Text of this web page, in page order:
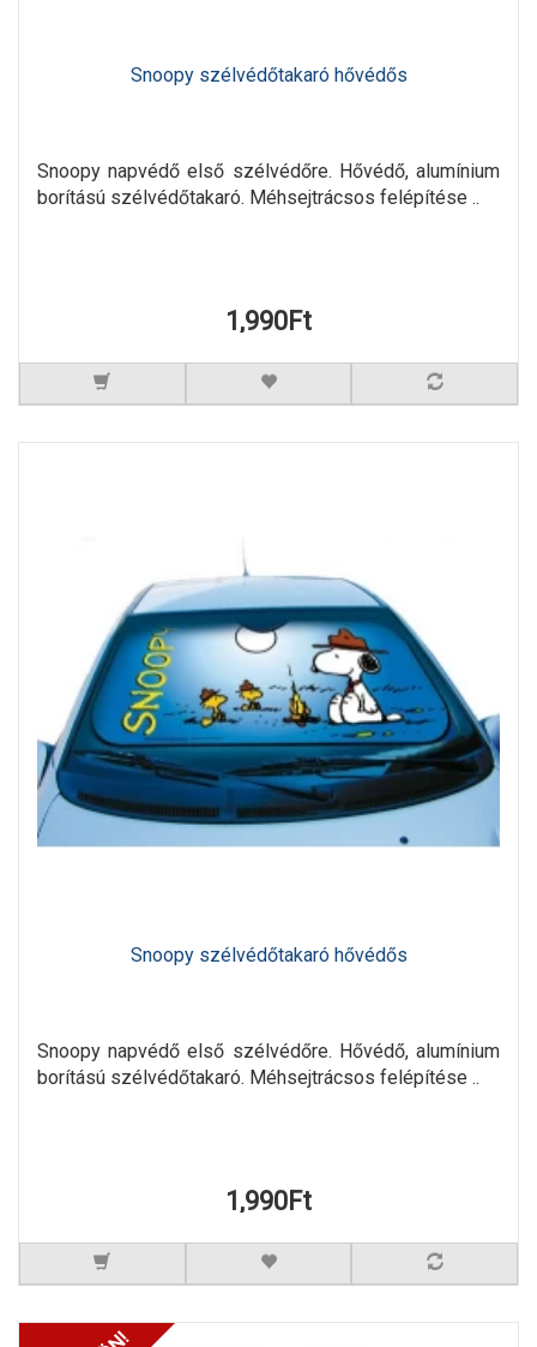
Snoopy szélvédőtakaró hővédős
Snoopy napvédő első szélvédőre. Hővédő, alumínium
borítású szélvédőtakaró. Méhsejtrácsos felépítése ..
1,990Ft
Snoopy szélvédőtakaró hővédős
Snoopy napvédő első szélvédőre. Hővédő, alumínium
borítású szélvédőtakaró. Méhsejtrácsos felépítése ..
1,990Ft